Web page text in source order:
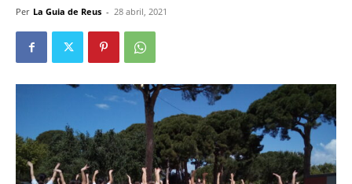
Per La Guia de Reus - 28 abril, 2021